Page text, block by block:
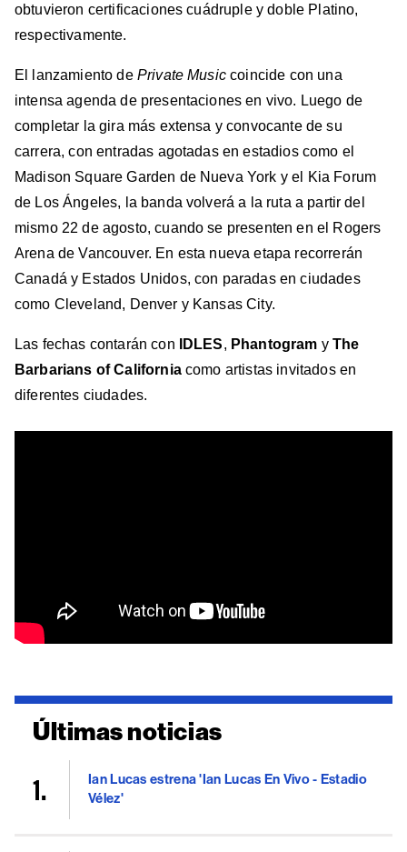
obtuvieron certificaciones cuádruple y doble Platino,
respectivamente.
El lanzamiento de Private Musiccoincide con una
intensa agenda de presentaciones en vivo. Luego de
completar la gira más extensa y convocante de su
carrera, con entradas agotadas en estadios como el
Madison Square Garden de Nueva York y el Kia Forum
de Los Ángeles, la banda volverá a la ruta a partir del
mismo 22 de agosto, cuando se presenten en el Rogers
Arena de Vancouver. En esta nueva etapa recorrerán
Canadá y Estados Unidos, con paradas en ciudades
como Cleveland, Denver y Kansas City.
Las fechas contarán con IDLES, Phantogram yThe
Barbarians of Californiacomo artistas invitados en
diferentes ciudades.
Últimas noticias
Ian Lucas estrena 'Ian Lucas En Vivo - Estadio
Vélez'